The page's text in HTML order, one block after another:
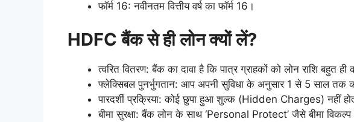
फॉर्म 16: नवीनतम वित्तीय वर्ष का फॉर्म 16।
HDFC बैंक से ही लोन क्यों लें?
त्वरित वितरण: बैंक का दावा है कि पात्र ग्राहकों को लोन राशि बहुत
फ्लेक्सिबल पुनर्भुगतान: आप अपनी सुविधा के अनुसार 1 से 5 साल तक
पारदर्शी प्रक्रिया: कोई छुपा हुआ शुल्क (Hidden Charges) नहीं
बीमा सुरक्षा: बैंक लोन के साथ ‘Personal Protect’ जैसे बीमा